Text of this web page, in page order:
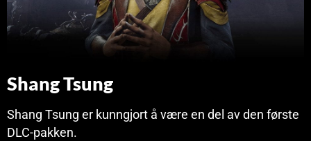
Shang Tsung
Shang Tsung er kunngjort å være en del av den første
DLC-pakken.